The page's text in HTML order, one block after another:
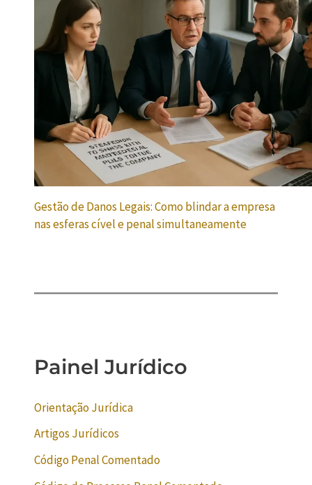
Gestão de Danos Legais: Como blindar a empresa
nas esferas cível e penal simultaneamente
Painel Jurídico
Orientação Jurídica
Artigos Jurídicos
Código Penal Comentado